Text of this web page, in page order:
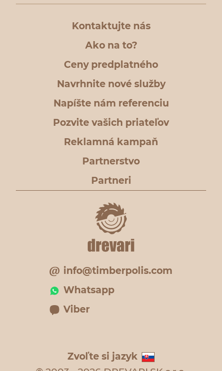
Kontaktujte nás
Ako na to?
Ceny predplatného
Navrhnite nové služby
Napíšte nám referenciu
Pozvite vašich priateľov
Reklamná kampaň
Partnerstvo
Partneri
info@timberpolis.com
Whatsapp
Viber
Zvoľte si jazyk